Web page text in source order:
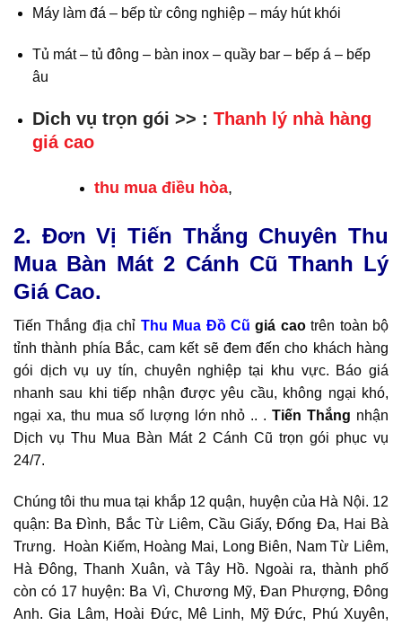
Máy làm đá – bếp từ công nghiệp – máy hút khói
Tủ mát – tủ đông – bàn inox – quầy bar – bếp á – bếp
âu
Dich vụ trọn gói >> : Thanh lý nhà hàng
giá cao
thu mua điều hòa,
2. Đơn Vị Tiến Thắng Chuyên Thu
Mua Bàn Mát 2 Cánh Cũ Thanh Lý
Giá Cao.
Tiến Thắng địa chỉ Thu Mua Đồ Cũ giá caotrên toàn bộ
tỉnh thành phía Bắc, cam kết sẽ đem đến cho khách hàng
gói dịch vụ uy tín, chuyên nghiệp tại khu vực. Báo giá
nhanh sau khi tiếp nhận được yêu cầu, không ngại khó,
ngại xa, thu mua số lượng lớn nhỏ .. .Tiến Thắng nhận
Dịch vụ Thu Mua Bàn Mát 2 Cánh Cũ trọn gói phục vụ
24/7.
Chúng tôi thu mua tại khắp 12 quận, huyện của Hà Nội. 12
quận: Ba Đình, Bắc Từ Liêm, Cầu Giấy, Đống Đa, Hai Bà
Trưng. Hoàn Kiếm, Hoàng Mai, Long Biên, Nam Từ Liêm,
Hà Đông, Thanh Xuân, và Tây Hồ. Ngoài ra, thành phố
còn có 17 huyện: Ba Vì, Chương Mỹ, Đan Phượng, Đông
Anh. Gia Lâm, Hoài Đức, Mê Linh, Mỹ Đức, Phú Xuyên,